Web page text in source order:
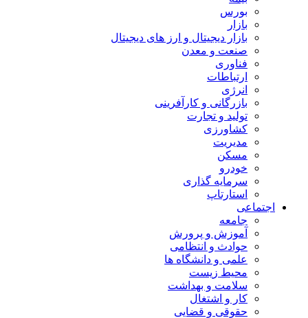
بورس
بازار
بازار دیجیتال و ارز های دیجیتال
صنعت و معدن
فناوری
ارتباطات
انرژی
بازرگانی و کارآفرینی
تولید و تجارت
کشاورزی
مدیریت
مسکن
خودرو
سرمایه گذاری
استارتاپ
اجتماعی
جامعه
آموزش و پرورش
حوادث و انتظامی
علمی و دانشگاه ها
محیط زیست
سلامت و بهداشت
کار و اشتغال
حقوقی و قضایی